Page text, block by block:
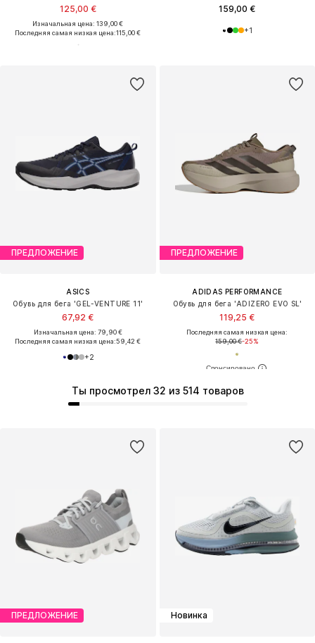
125,00 €
Изначальная цена: 139,00 €
Последняя самая низкая цена:115,00 €
159,00 €
+1
ПРЕДЛОЖЕНИЕ
ASICS
Обувь для бега 'GEL-VENTURE 11'
67,92 €
Изначальная цена: 79,90 €
Последняя самая низкая цена:59,42 €
+2
ПРЕДЛОЖЕНИЕ
ADIDAS PERFORMANCE
Обувь для бега 'ADIZERO EVO SL'
119,25 €
Последняя самая низкая цена:
159,00 €-25%
ПРЕДЛОЖЕНИЕ Новинка
Ты просмотрел 32 из 514 товаров